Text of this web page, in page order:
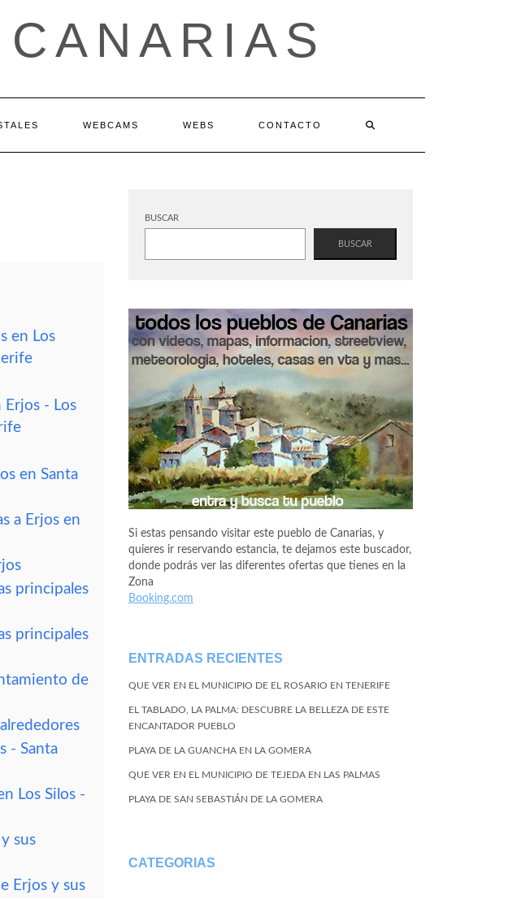
WEBCAMS WEBS CONTACTO
en Los
Erjos - Los
en Santa
a Erjos en
principales
principales
de
- Santa
Los Silos -
sus
Erjos y sus
BUSCAR
BUSCAR
Si estas pensando visitar este pueblo de Canarias, y
quieres ir reservando estancia, te dejamos este buscador,
donde podrás ver las diferentes ofertas que tienes en la
Zona
Booking.com
ENTRADAS RECIENTES
QUE VER EN EL MUNICIPIO DE EL ROSARIO EN TENERIFE
EL TABLADO, LA PALMA: DESCUBRE LA BELLEZA DE ESTE
ENCANTADOR PUEBLO
PLAYA DE LA GUANCHA EN LA GOMERA
QUE VER EN EL MUNICIPIO DE TEJEDA EN LAS PALMAS
PLAYA DE SAN SEBASTIÁN DE LA GOMERA
CATEGORIAS